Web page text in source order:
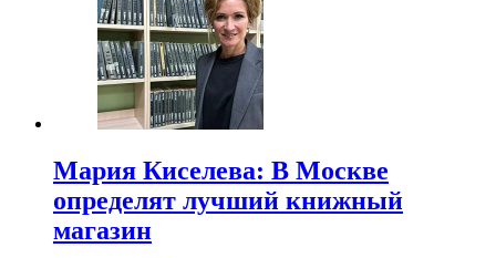
Мария Киселева: В Москве
определят лучший книжный
магазин